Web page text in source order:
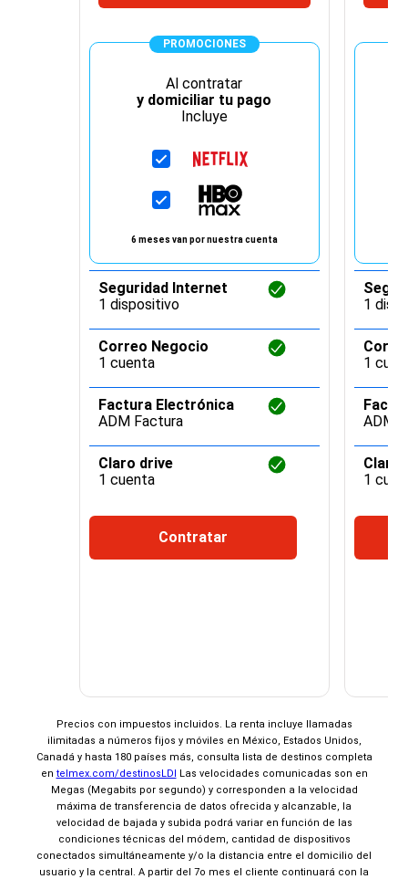
PROMOCIONES
Al contratar
y domiciliar tu pago
Incluye
6 meses van por nuestra cuenta
Seguridad Internet
1 dispositivo
Correo Negocio
1 cuenta
Factura Electrónica
ADM Factura
Claro drive
1 cuenta
Contratar
1
1
ADM
Claro
1
×
No seleccionaste ninguna promoción de
entretenimiento
Al Contratar
Domicíliate y
Elige 2 de 3
Precios con impuestos incluidos. La renta incluye llamadas
ilimitadas a números fijos y móviles en México, Estados Unidos,
Canadá y hasta 180 países más, consulta lista de destinos completa
en telmex.com/destinosLDI Las velocidades comunicadas son en
Megas (Megabits por segundo) y corresponden a la velocidad
máxima de transferencia de datos ofrecida y alcanzable, la
velocidad de bajada y subida podrá variar en función de las
condiciones técnicas del módem, cantidad de dispositivos
conectados simultáneamente y/o la distancia entre el domicilio del
usuario y la central. A partir del 7o mes el cliente continuará con la